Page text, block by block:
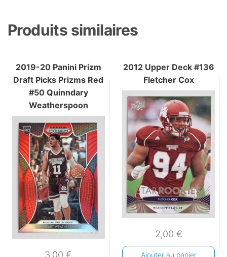
Produits similaires
2019-20 Panini Prizm
Draft Picks Prizms Red
#50 Quinndary
Weatherspoon
3,00€
2012 Upper Deck #136
Fletcher Cox
2,00 €
Ajouter au panier